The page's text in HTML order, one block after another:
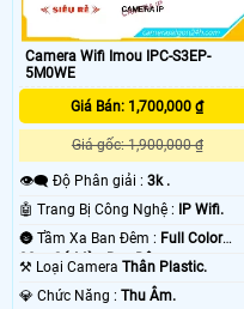
Camera Wifi Imou IPC-S3EP-
5M0WE
Giá Bán: 1,700,000 ₫
Giá gốc: 1,900,000 ₫
👁️‍🗨 Độ Phân giải : 3k .
🤖️ Trang Bị Công Nghệ :
IP Wifi.
🌚 Tầm Xa Ban Đêm : Full Color
30m Có Màu Ban Ðêm.
⚒ Loại Camera Thân Plastic.
️💎 Chức Năng : Thu Âm.